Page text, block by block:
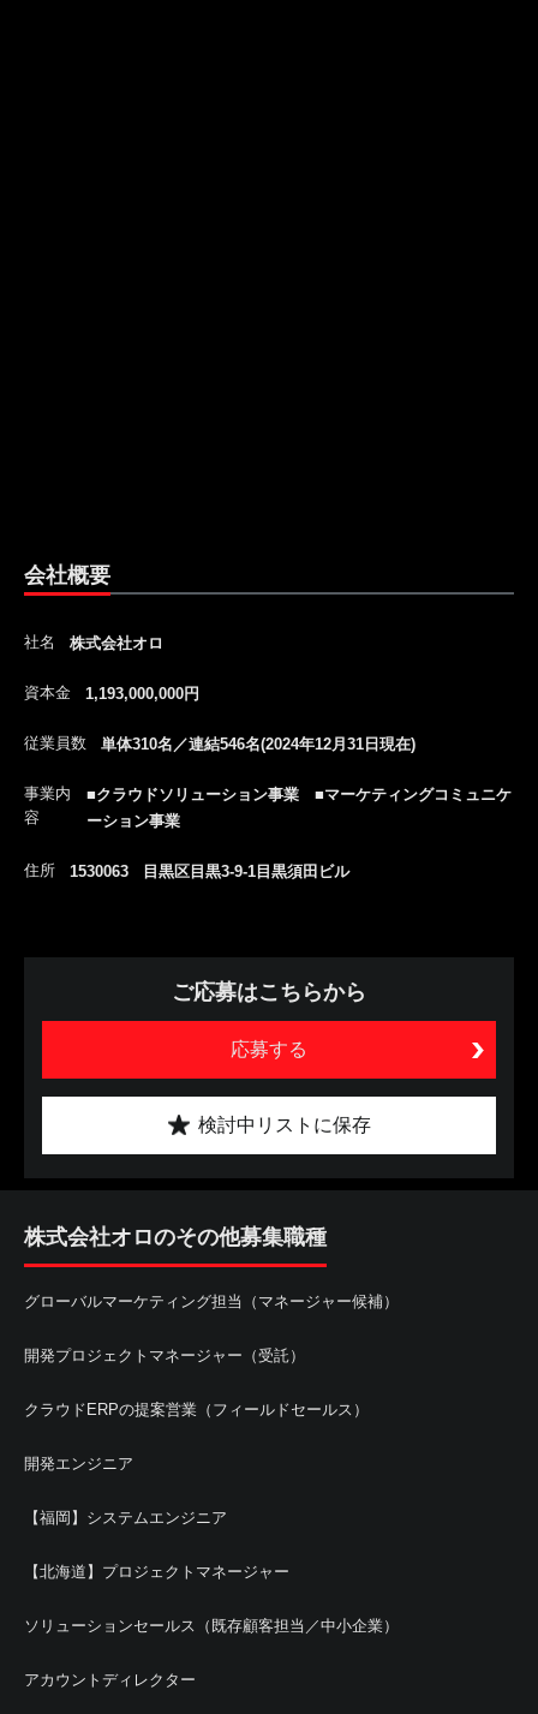
会社概要
社名 株式会社オロ
資本金 1,193,000,000円
従業員数 単体310名／連結546名(2024年12月31日現在)
事業内
容
■クラウドソリューション事業 ■マーケティングコミュニケ
ーション事業
住所 1530063 目黒区目黒3-9-1目黒須田ビル
ご応募はこちらから
応募する
検討中リストに保存
株式会社オロのその他募集職種
グローバルマーケティング担当（マネージャー候補）
開発プロジェクトマネージャー（受託）
クラウドERPの提案営業（フィールドセールス）
開発エンジニア
【福岡】システムエンジニア
【北海道】プロジェクトマネージャー
ソリューションセールス（既存顧客担当／中小企業）
アカウントディレクター